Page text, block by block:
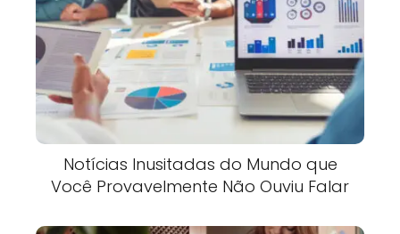
Notícias Inusitadas do Mundo que
Você Provavelmente Não Ouviu Falar